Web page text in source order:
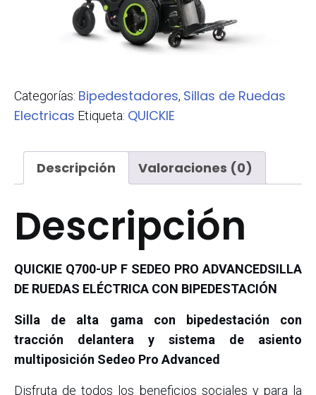
Categorías: Bipedestadores, Sillas de Ruedas
Electricas Etiqueta: QUICKIE
Descripción Valoraciones (0)
Descripción
QUICKIE Q700-UP F SEDEO PRO ADVANCEDSILLA
DE RUEDAS ELÉCTRICA CON BIPEDESTACIÓN
Silla de alta gama con bipedestación con
tracción delantera y sistema de asiento
multiposición Sedeo Pro Advanced
Disfruta de todos los beneficios sociales y para la